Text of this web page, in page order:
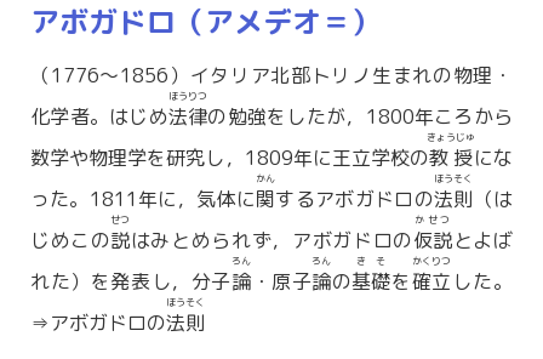
アボガドロ（アメデオ＝）
（1776〜1856）イタリア北部トリノ生まれの物理・
化学者。はじめ法律
ほうりつ
の勉強をしたが，1800年ころから
数学や物理学を研究し，1809年に王立学校の教授
きょうじゅ
にな
った。1811年に，気体に関
かん
するアボガドロの法則
ほうそく
（は
じめこの説
せつ
はみとめられず，アボガドロの仮説
かせつ
とよば
れた）を発表し，分子論
ろん
・原子論
ろん
の基礎
きそ
を確立
かくりつ
した。
⇒アボガドロの法則
ほうそく